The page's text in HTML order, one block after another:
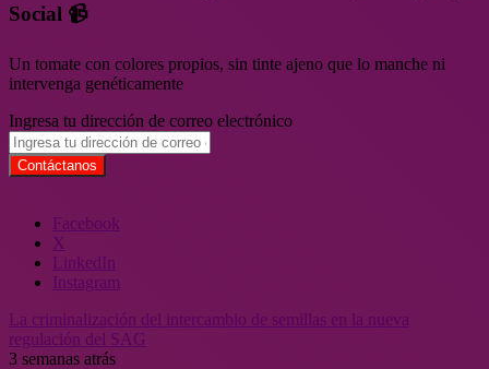
Social 📹
Un tomate con colores propios, sin tinte ajeno que lo manche ni
intervenga genéticamente
Ingresa tu dirección de correo electrónico
Facebook
X
LinkedIn
Instagram
La criminalización del intercambio de semillas en la nueva
regulación del SAG
3 semanas atrás